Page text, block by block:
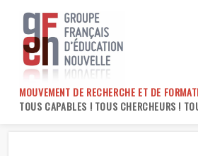
content
MOUVEMENT DE RECHERCHE ET DE
TOUS CAPABLES ! TOUS CHERCHEURS !